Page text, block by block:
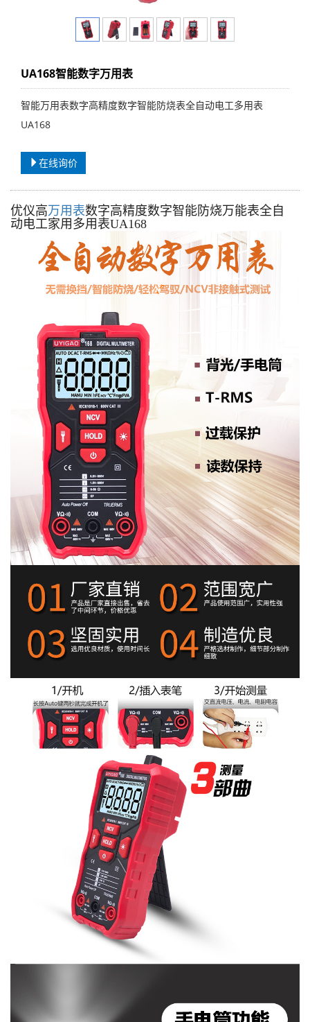
UA168智能数字万用表
智能万用表数字高精度数字智能防烧表全自动电工多用表
UA168
在线询价
优仪高万用表数字高精度数字智能防烧万能表全自
动电工家用多用表UA168